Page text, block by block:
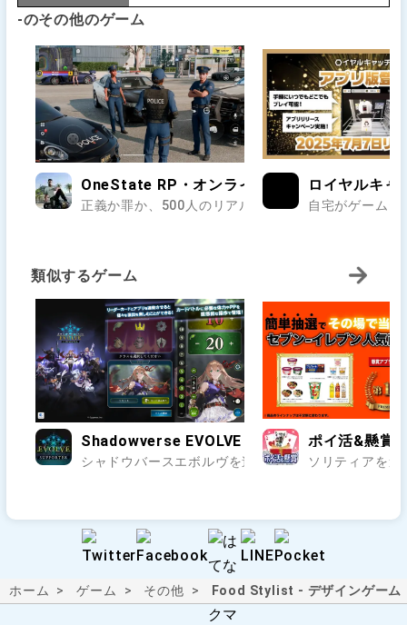
-のその他のゲーム
OneState RP・オンラインのオープンワールド
正義か罪か、500人のリアルが交差する街で第二の人
ロイヤルキャ
自宅がゲーム
類似するゲーム
Shadowverse EVOLVE Supporter
シャドウバースエボルヴを遊ぶ際に使用すると楽し
ポイ活&懸賞
ソリティアを
ホーム ゲーム その他 Food Stylist - デザインゲーム